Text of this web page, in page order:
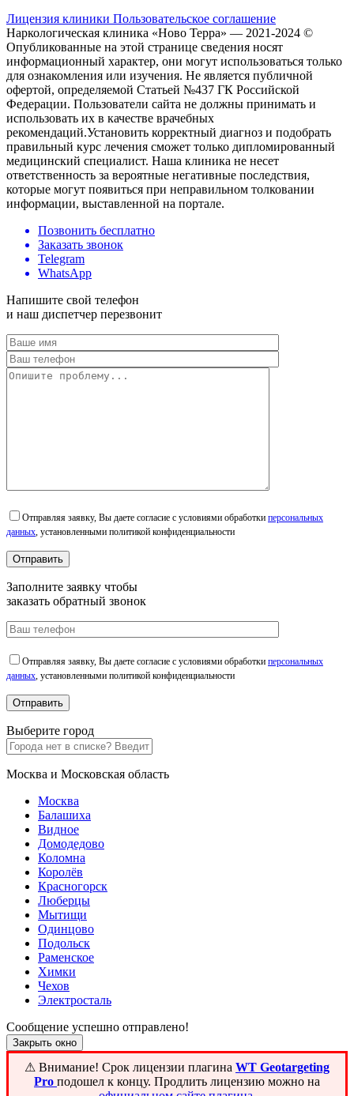
Лицензия клиники Пользовательское соглашение
Наркологическая клиника «Ново Терра» — 2021-2024 ©
Опубликованные на этой странице сведения носят
информационный характер, они могут использоваться только
для ознакомления или изучения. Не является публичной
офертой, определяемой Статьей №437 ГК Российской
Федерации. Пользователи сайта не должны принимать и
использовать их в качестве врачебных
рекомендаций.Установить корректный диагноз и подобрать
правильный курс лечения сможет только дипломированный
медицинский специалист. Наша клиника не несет
ответственность за вероятные негативные последствия,
которые могут появиться при неправильном толковании
информации, выставленной на портале.
Позвонить бесплатно
Заказать звонок
Telegram
WhatsApp
Напишите свой телефон
и наш диспетчер перезвонит
Отправляя заявку, Вы даете согласие с условиями обработки персональных
данных, установленными политикой конфиденциальности
Заполните заявку чтобы
заказать обратный звонок
Отправляя заявку, Вы даете согласие с условиями обработки персональных
данных, установленными политикой конфиденциальности
Выберите город
Москва и Московская область
Москва
Балашиха
Видное
Домодедово
Коломна
Королёв
Красногорск
Люберцы
Мытищи
Одинцово
Подольск
Раменское
Химки
Чехов
Электросталь
Сообщение успешно отправлено!
Закрыть окно
⚠ Внимание! ️Срок лицензии плагина WT Geotargeting
Pro подошел к концу. Продлить лицензию можно на